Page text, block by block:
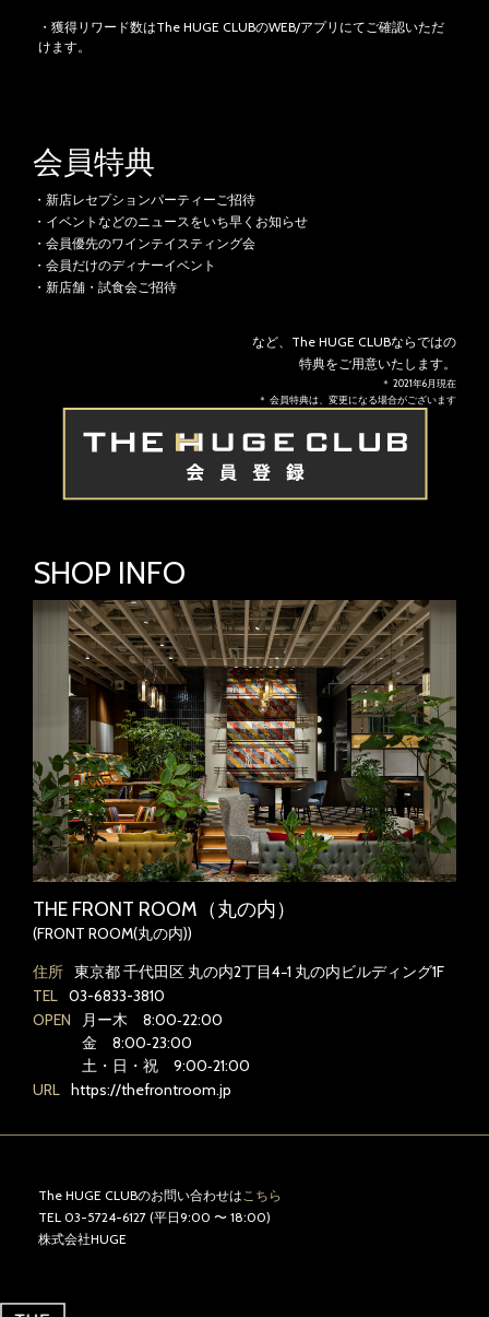
・獲得リワード数はThe HUGE CLUBのWEB/アプリにてご確認いただ
けます。
会員特典
・新店レセプションパーティーご招待
・イベントなどのニュースをいち早くお知らせ
・会員優先のワインテイスティング会
・会員だけのディナーイベント
・新店舗・試食会ご招待
など、The HUGE CLUBならではの
特典をご用意いたします。
＊ 2021年6月現在
＊ 会員特典は、変更になる場合がございます
SHOP INFO
THE FRONT ROOM（丸の内）
(FRONT ROOM(丸の内))
住所 東京都 千代田区 丸の内2丁目4−1 丸の内ビルディング1F
TEL 03-6833-3810
OPEN
月ー木 8:00‐22:00
金 8:00‐23:00
土・日・祝 9:00‐21:00
URL
https://thefrontroom.jp
The HUGE CLUBのお問い合わせはこちら
TEL 03-5724-6127 (平日9:00 〜 18:00)
株式会社HUGE